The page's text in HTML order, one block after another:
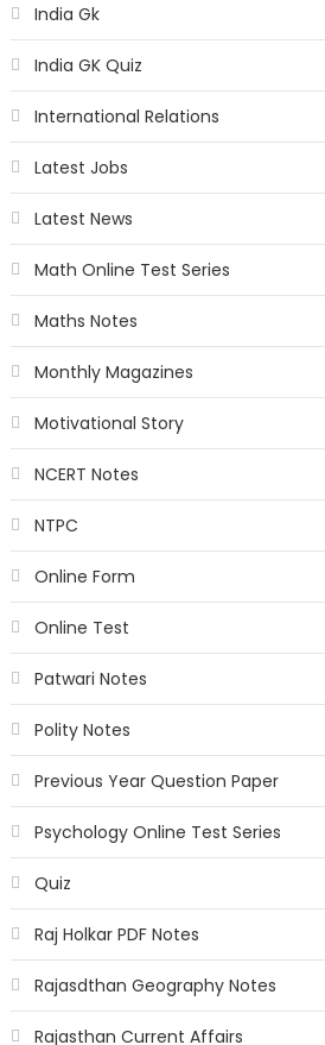
India Gk
India GK Quiz
International Relations
Latest Jobs
Latest News
Math Online Test Series
Maths Notes
Monthly Magazines
Motivational Story
NCERT Notes
NTPC
Online Form
Online Test
Patwari Notes
Polity Notes
Previous Year Question Paper
Psychology Online Test Series
Quiz
Raj Holkar PDF Notes
Rajasdthan Geography Notes
Rajasthan Current Affairs